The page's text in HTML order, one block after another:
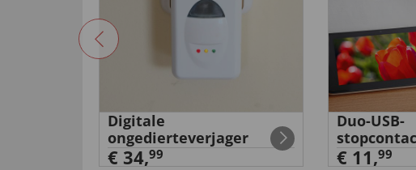
Digitale
ongedierteverjager
€ 34,99
Duo-USB-
€ 11,99